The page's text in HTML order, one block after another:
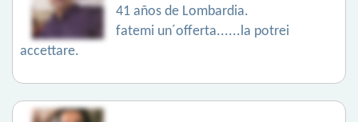
41 años de Lombardia.
fatemi un´offerta......la potrei
accettare.